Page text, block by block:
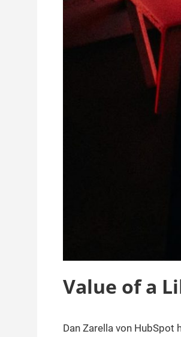
Value of a
28.
terminal-
Sapere
Dan Zarella von HubSpot